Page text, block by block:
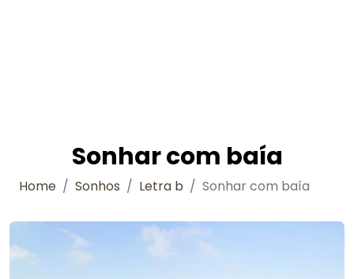
Sonhar com baía
Home Sonhos Letra b Sonhar com baía